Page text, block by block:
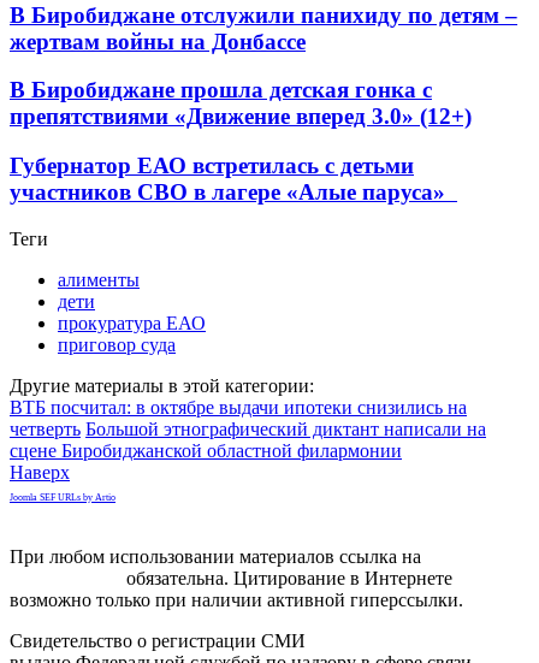
В Биробиджане отслужили панихиду по детям –
жертвам войны на Донбассе
В Биробиджане прошла детская гонка с
препятствиями «Движение вперед 3.0» (12+)
Губернатор ЕАО встретилась с детьми
участников СВО в лагере «Алые паруса»
Теги
алименты
дети
прокуратура ЕАО
приговор суда
Другие материалы в этой категории:
ВТБ посчитал: в октябре выдачи ипотеки снизились на
четверть Большой этнографический диктант написали на
сцене Биробиджанской областной филармонии
Наверх
Joomla SEF URLs by Artio
При любом использовании материалов ссылка на
обязательна. Цитирование в Интернете
возможно только при наличии активной гиперссылки.
Свидетельство о регистрации СМИ